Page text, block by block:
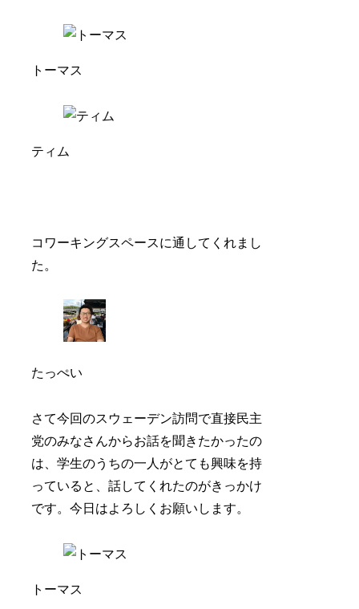
トーマス
ティム
コワーキングスペースに通してくれまし
た。
たっぺい
さて今回のスウェーデン訪問で直接民主
党のみなさんからお話を聞きたかったの
は、学生のうちの一人がとても興味を持
っていると、話してくれたのがきっかけ
です。今日はよろしくお願いします。
トーマス